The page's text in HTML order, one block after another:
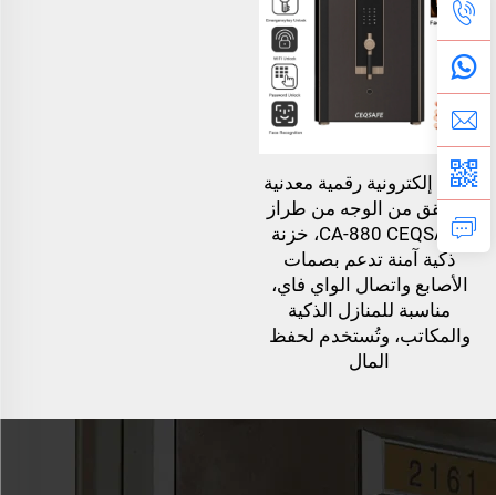
خزنة إلكترونية رقمية معدنية
للتحقق من الوجه من طراز
CA-880 CEQSAFE، خزنة
ذكية آمنة تدعم بصمات
الأصابع واتصال الواي فاي،
مناسبة للمنازل الذكية
والمكاتب، وتُستخدم لحفظ
المال